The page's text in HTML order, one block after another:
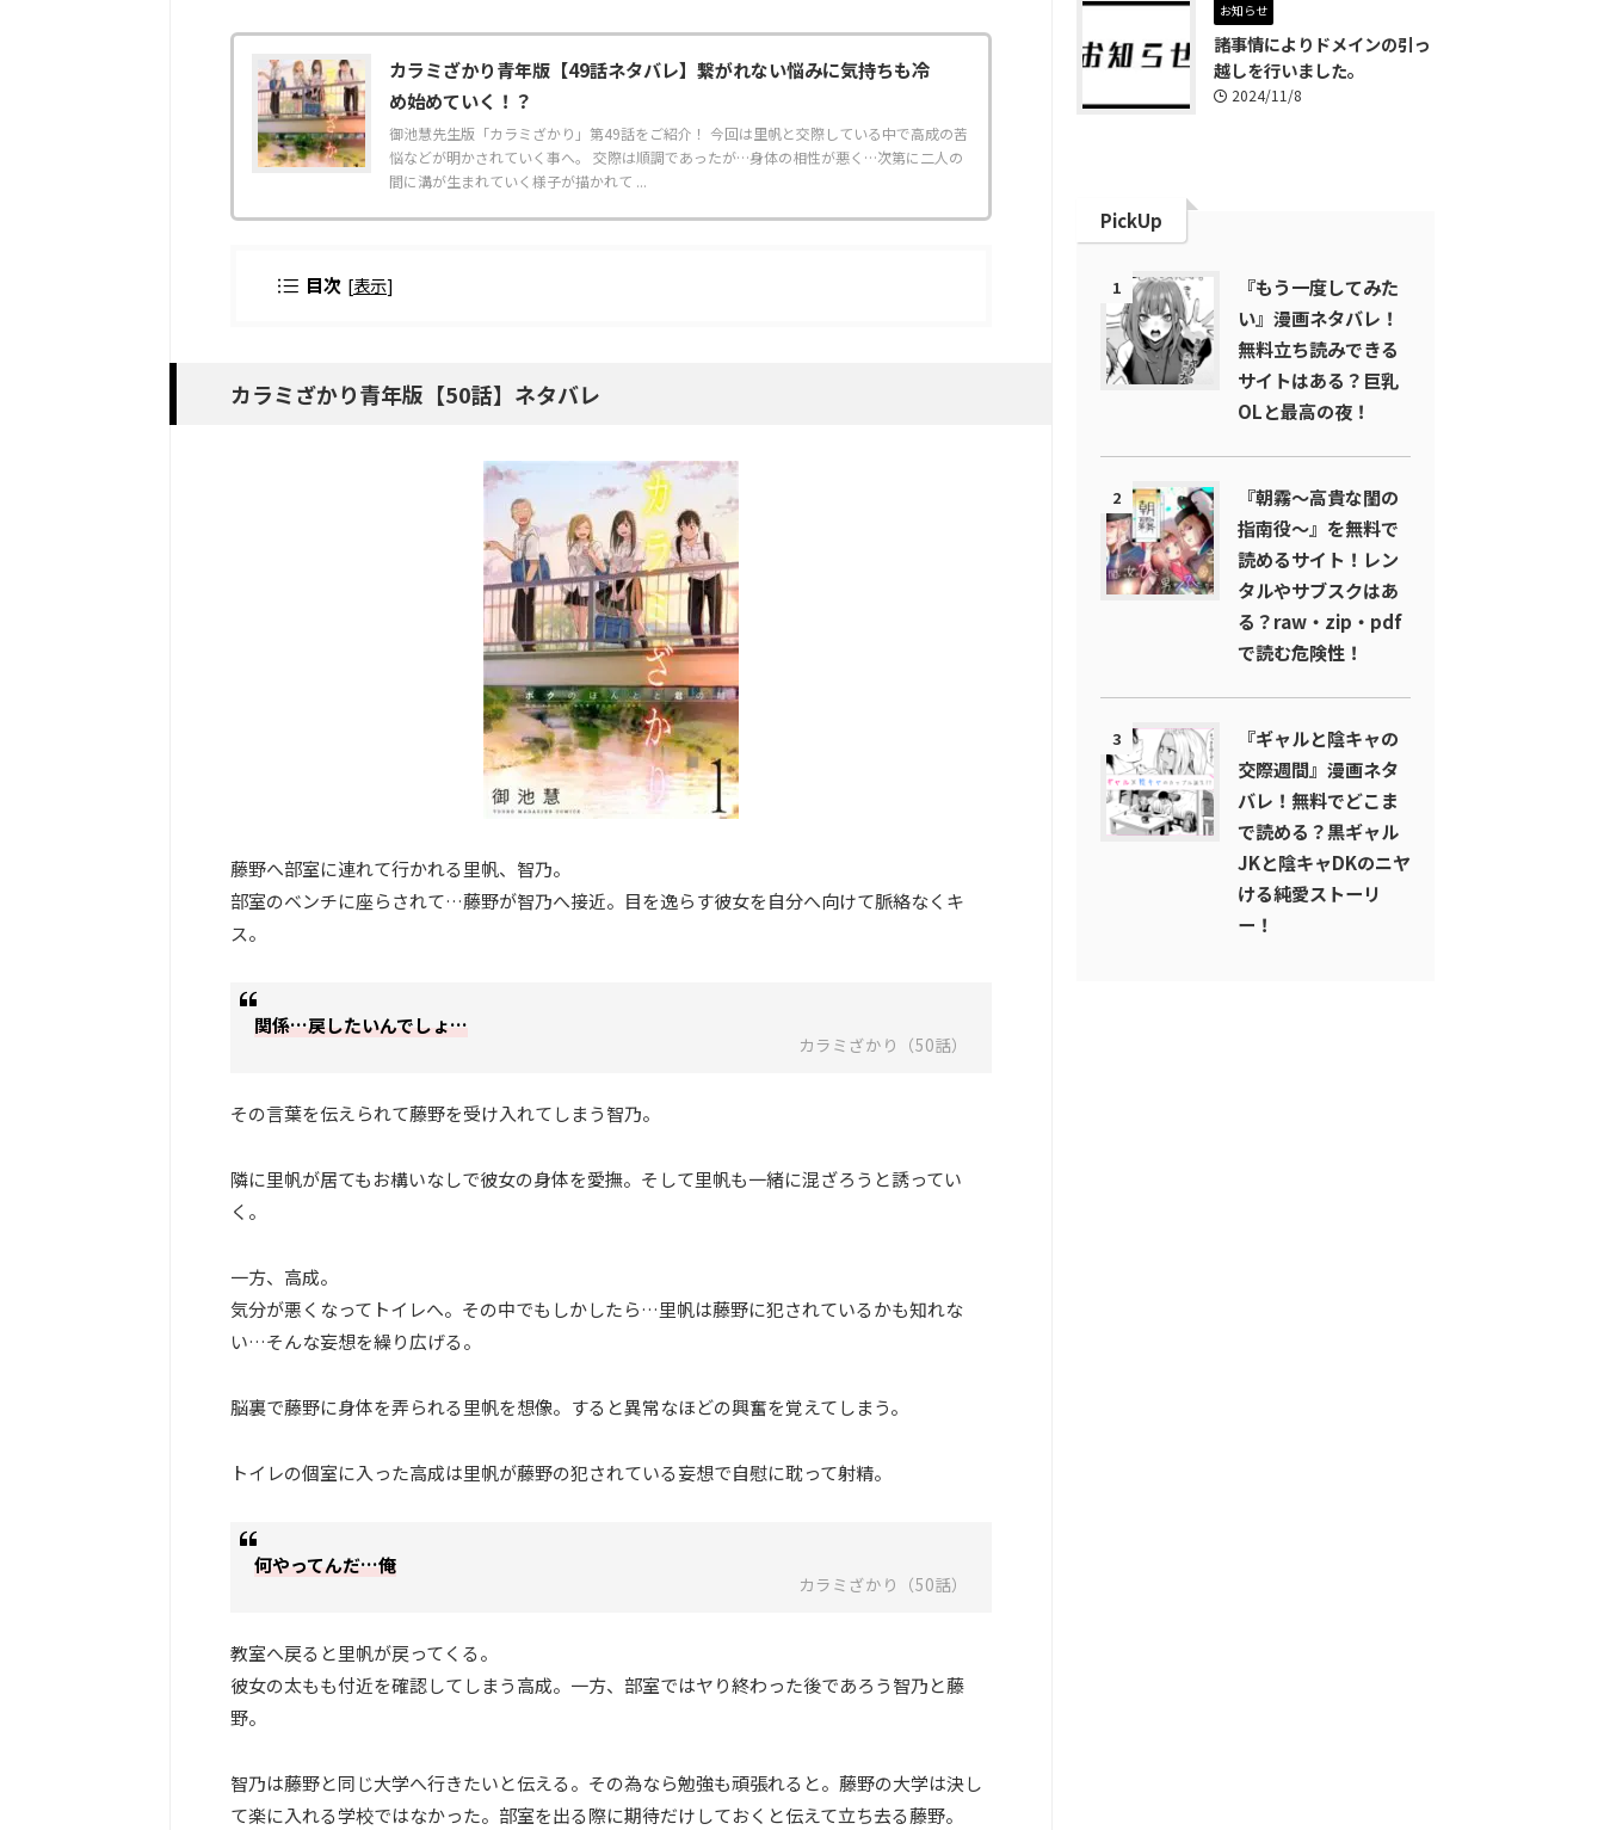
カラミざかり青年版【49話ネタバレ】繋がれない悩みに気持ちも冷
め始めていく！？
御池慧先生版「カラミざかり」第49話をご紹介！ 今回は里帆と交際している中で高成の苦
悩などが明かされていく事へ。 交際は順調であったが…身体の相性が悪く…次第に二人の
間に溝が生まれていく様子が描かれて ...
目次 [表示]
カラミざかり青年版【50話】ネタバレ
藤野へ部室に連れて行かれる里帆、智乃。
部室のベンチに座らされて…藤野が智乃へ接近。目を逸らす彼女を自分へ向けて脈絡なくキ
ス。
関係…戻したいんでしょ…
カラミざかり（50話）
その言葉を伝えられて藤野を受け入れてしまう智乃。
隣に里帆が居てもお構いなしで彼女の身体を愛撫。そして里帆も一緒に混ざろうと誘ってい
く。
一方、高成。
気分が悪くなってトイレへ。その中でもしかしたら…里帆は藤野に犯されているかも知れな
い…そんな妄想を繰り広げる。
脳裏で藤野に身体を弄られる里帆を想像。すると異常なほどの興奮を覚えてしまう。
トイレの個室に入った高成は里帆が藤野の犯されている妄想で自慰に耽って射精。
何やってんだ…俺
カラミざかり（50話）
教室へ戻ると里帆が戻ってくる。
彼女の太もも付近を確認してしまう高成。一方、部室ではヤり終わった後であろう智乃と藤
野。
智乃は藤野と同じ大学へ行きたいと伝える。その為なら勉強も頑張れると。藤野の大学は決し
て楽に入れる学校ではなかった。部室を出る際に期待だけしておくと伝えて立ち去る藤野。
お知らせ
諸事情によりドメインの引っ
越しを行いました。
2024/11/8
PickUp
1
『もう一度してみた
い』漫画ネタバレ！
無料立ち読みできる
サイトはある？巨乳
OLと最高の夜！
2
『朝霧～高貴な閨の
指南役～』を無料で
読めるサイト！レン
タルやサブスクはあ
る？raw・zip・pdf
で読む危険性！
3
『ギャルと陰キャの
交際週間』漫画ネタ
バレ！無料でどこま
で読める？黒ギャル
JKと陰キャDKのニヤ
ける純愛ストーリ
ー！